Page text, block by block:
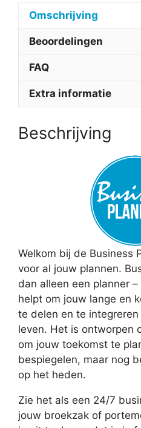
Omschrijving
Beoordelingen
FAQ
Extra informatie
Beschrijving
Welkom bij de Business
voor al jouw plannen.
dan alleen een planner
helpt om jouw lange en
te delen en te
leven. Het is ontworpen
om jouw toekomst te
bespiegelen, maar nog
op het heden.
Zie het als een 24/7
jouw broekzak of